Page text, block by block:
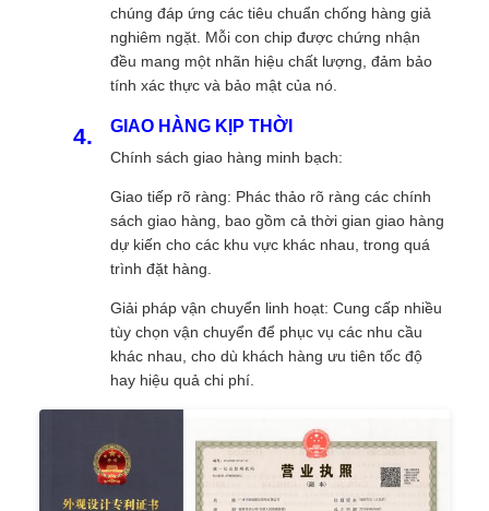
chúng đáp ứng các tiêu chuẩn chống hàng giả
nghiêm ngặt. Mỗi con chip được chứng nhận
đều mang một nhãn hiệu chất lượng, đảm bảo
tính xác thực và bảo mật của nó.
GIAO HÀNG KỊP THỜI
Chính sách giao hàng minh bạch:
Giao tiếp rõ ràng: Phác thảo rõ ràng các chính
sách giao hàng, bao gồm cả thời gian giao hàng
dự kiến ​​cho các khu vực khác nhau, trong quá
trình đặt hàng.
Giải pháp vận chuyển linh hoạt: Cung cấp nhiều
tùy chọn vận chuyển để phục vụ các nhu cầu
khác nhau, cho dù khách hàng ưu tiên tốc độ
hay hiệu quả chi phí.